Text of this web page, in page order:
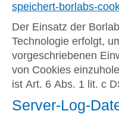
speichert-borlabs-
Der Einsatz der
Technologie erfolgt,
vorgeschriebenen
von Cookies
ist Art. 6 Abs. 1 lit. c
Server-Log-